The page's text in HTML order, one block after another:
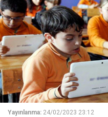
Yayınlanma: 24/02/2023 23:12